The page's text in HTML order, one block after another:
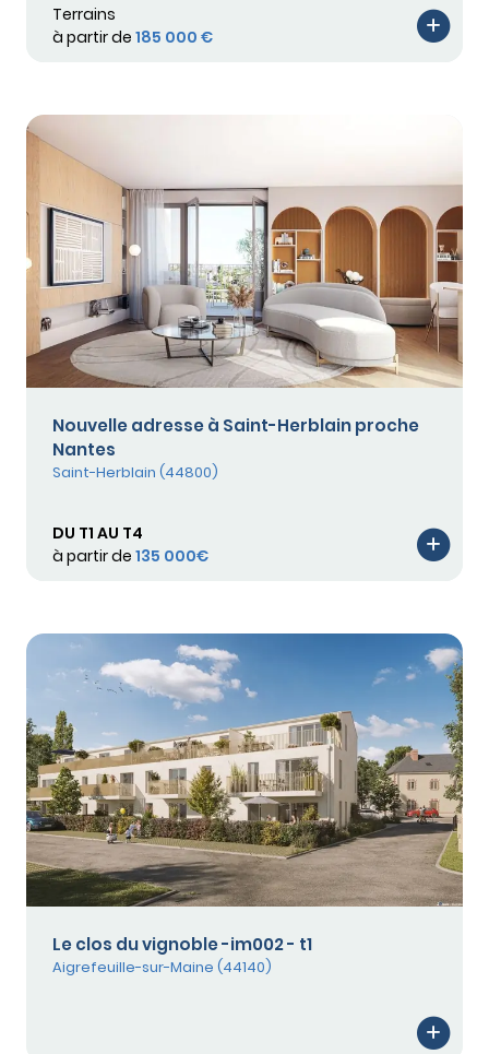
Terrains
à partir de 185 000 €
Nouvelle adresse à Saint-Herblain proche
Nantes
Saint-Herblain (44800)
DU T1 AU T4
à partir de 135 000€
Le clos du vignoble -im002 - t1
Aigrefeuille-sur-Maine (44140)